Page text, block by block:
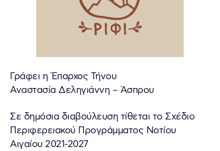
Γράφει η Έπαρχος Τήνου
Αναστασία Δεληγιάννη – Άσπρου
Σε δημόσια διαβούλευση τίθεται το Σχέδιο
Περιφερειακού Προγράμματος Νοτίου
Αιγαίου 2021-2027